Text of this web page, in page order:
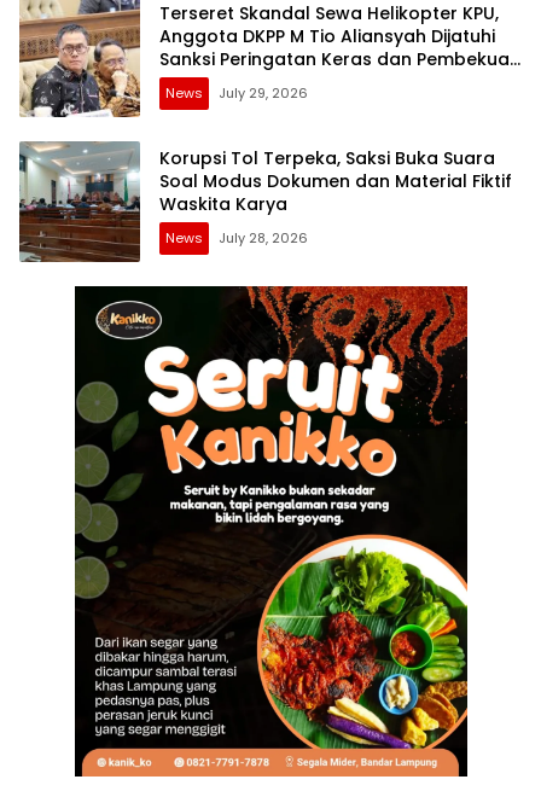
Terseret Skandal Sewa Helikopter KPU,
Anggota DKPP M Tio Aliansyah Dijatuhi
Sanksi Peringatan Keras dan Pembekuan
Tugas
News July 29, 2026
Korupsi Tol Terpeka, Saksi Buka Suara
Soal Modus Dokumen dan Material Fiktif
Waskita Karya
News July 28, 2026